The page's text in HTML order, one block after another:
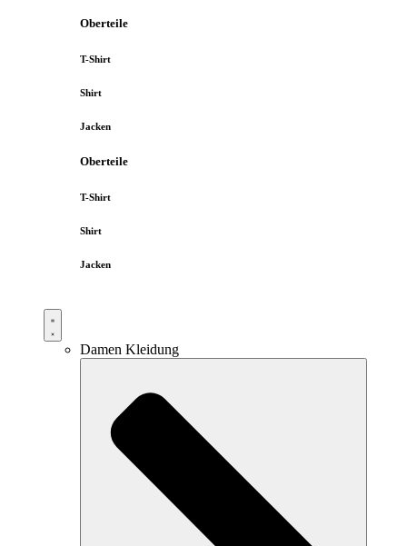
Oberteile
T-Shirt
Shirt
Jacken
Oberteile
T-Shirt
Shirt
Jacken
Damen Kleidung